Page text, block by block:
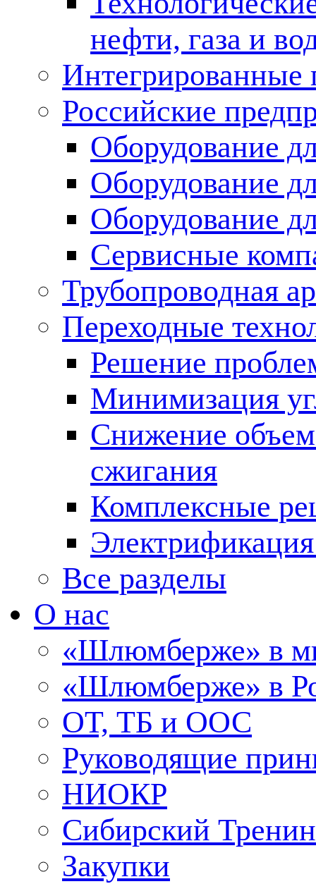
нефти, газа и
Российские
Оборудование
Оборудование
Оборудование
Сервисные
Трубопроводная
Переходные
Решение
Минимизация
Снижение
сжигания
Комплексные
Все разделы
О нас
«Шлюмберже» в
«Шлюмберже» в
ОТ, ТБ и ООС
Руководящие
НИОКР
Сибирский
Закупки